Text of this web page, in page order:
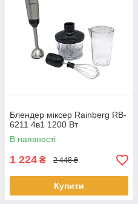
Блендер міксер Rainberg RB-
6211 4в1 1200 Вт
В наявності
1 224 ₴ 2 448 ₴
Купити